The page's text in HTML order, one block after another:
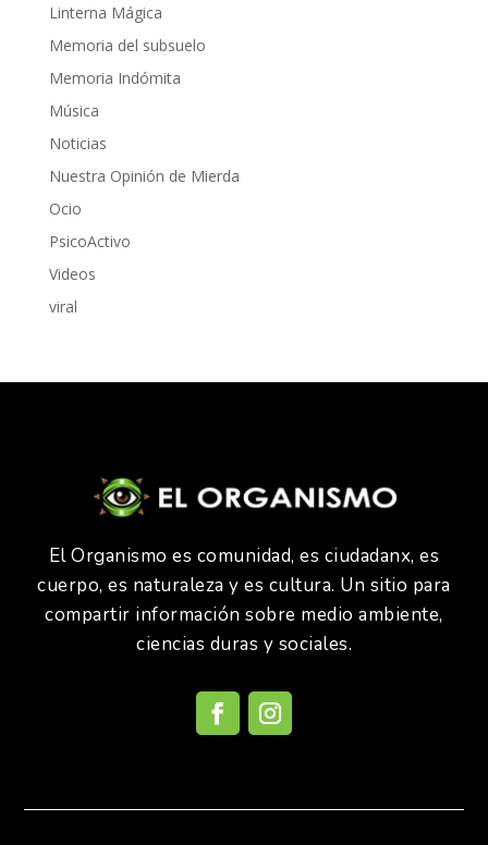
Linterna Mágica
Memoria del subsuelo
Memoria Indómita
Música
Noticias
Nuestra Opinión de Mierda
Ocio
PsicoActivo
Videos
viral
El Organismo es comunidad, es ciudadanx, es
cuerpo, es naturaleza y es cultura. Un sitio para
compartir información sobre medio ambiente,
ciencias duras y sociales.